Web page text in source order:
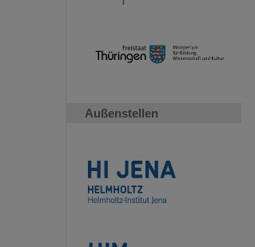
Außenstellen